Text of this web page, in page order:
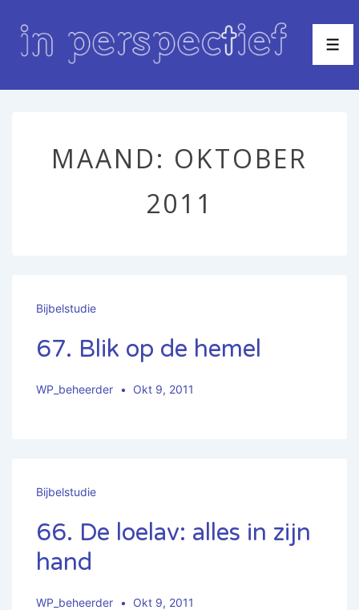
Doorgaan
naar
MAAND: OKTOBER
2011
Bijbelstudie
67. Blik op de hemel
WP_beheerder Okt 9, 2011
Bijbelstudie
66. De loelav: alles in zijn
hand
WP_beheerder Okt 9, 2011